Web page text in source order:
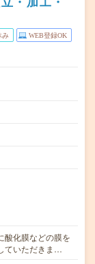
み WEB登録OK
酸化膜などの膜を
ていただきま…